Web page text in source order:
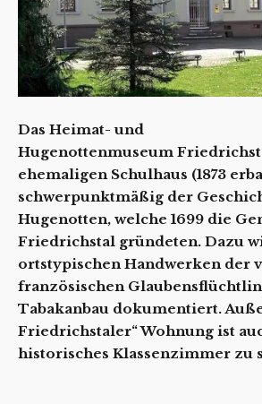
Das Heimat- und
Hugenottenmuseum
ehemaligen Schulhaus (1873
schwerpunktmäßig der
Hugenotten, welche 1699 die
Friedrichstal gründeten. Dazu
ortstypischen Handwerken der
französischen
Tabakanbau dokumentiert.
Friedrichstaler“ Wohnung ist
historisches Klassenzimmer zu